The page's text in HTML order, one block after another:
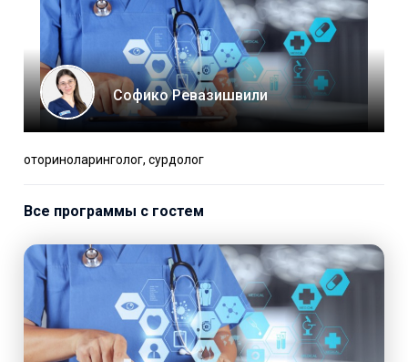
Софико Ревазишвили
оториноларинголог, сурдолог
Все программы с гостем